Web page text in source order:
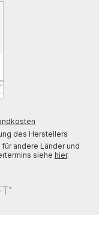
des Herstellers
andere Länder und
siehe hier.